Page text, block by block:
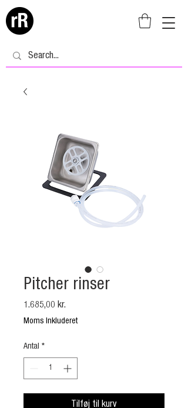
Pitcher rinser
1.685,00 kr.
Moms Inkluderet
Antal *
Tilføj til kurv